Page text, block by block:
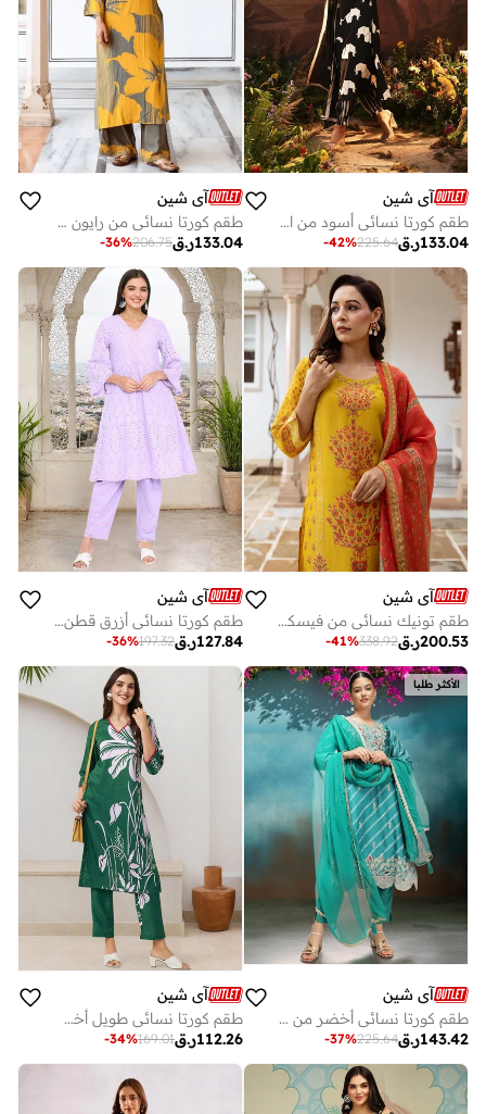
آي شين
طقم كورتا نسائي أسود من الرايون بطبعة، يصل إلى أسفل الساق، مع بنطلون بالازو بقصة مستقيمة، مكون من قطع
ر.ق133.04
225.64
-42%
آي شين
طقم كورتا نسائي من رايون مطرز باللون الخردلي مع بنطلون بالازو مستقيم
ر.ق133.04
206.75
-36%
آي شين
طقم تونيك نسائي من فيسكوز مطبوع بلون الخردل بطول كامل بقصة مستقيمة كاجوال
ر.ق200.53
338.92
-41%
آي شين
طقم كورتا نسائي أزرق قطن % مطرز بالكامل بالاسوتو مستقيم
ر.ق127.84
197.32
-36%
الأكثر طلبا
آي شين
طقم كورتا نسائي أخضر من مزيج النايلون مزين بكسرات أمامية مستقيمة بطول كامل
ر.ق143.42
225.64
-37%
آي شين
طقم كورتا نسائي طويل أخضر مطرز بالبوليستر بنسبة % بقصة مستقيمة مع بنطلون بالازو
ر.ق112.26
169.01
-34%